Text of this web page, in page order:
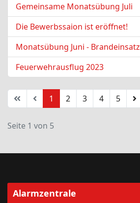
Gemeinsame Monatsübung Juli
Die Bewerbssaion ist eröffnet!
Monatsübung Juni - Brandeinsatz
Feuerwehrausflug 2023
1 2 3 4 5
Seite 1 von 5
Alarmzentrale